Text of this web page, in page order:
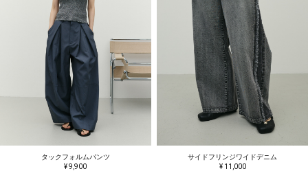
タックフォルムパンツ
¥ 9,900
サイドフリンジワイドデニム
¥ 11,000